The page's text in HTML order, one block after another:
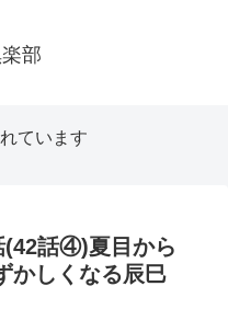
部
ています
(42話④)夏目から
かしくなる辰巳